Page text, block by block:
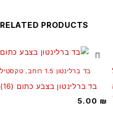
RELATED PRODUCTS
בד ברלינטון 1.5 רוחב , טקסטיל
בד ברלינטון בצבע כתום (16)
5.00₪